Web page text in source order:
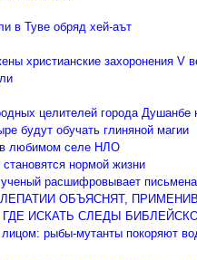
в Туве обряд хей-аът
христианские захоронения V
целителей города Душанбе
будут обучать глиняной магии
в любимом селе НЛО
нормой жизни
расшифровывает
ОБЪЯСНЯТ,
ГДЕ ИСКАТЬ СЛЕДЫ
рыбы-мутанты покоряют